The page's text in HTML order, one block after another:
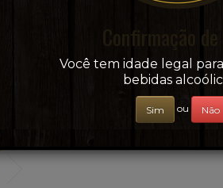
+ BEBIDAS
Confirmação de
Você tem idade legal
bebidas
Sim ou Não